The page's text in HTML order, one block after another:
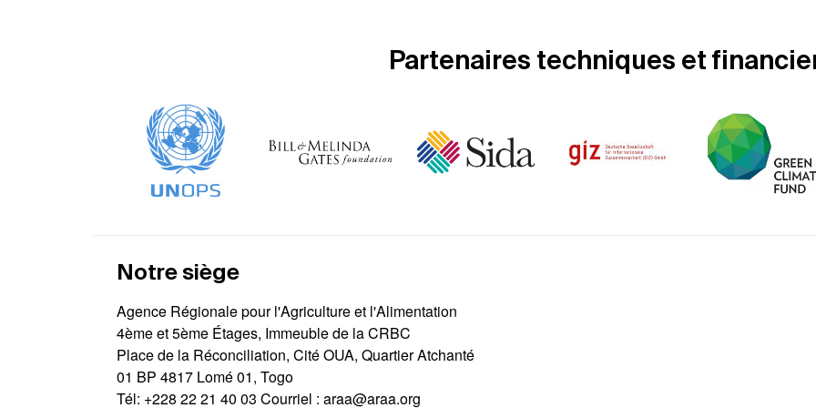
Partenaires techniques et
Notre siège
Agence Régionale pour l'Agriculture et l'Alimentation
4ème et 5ème Étages, Immeuble de la CRBC
Place de la Réconciliation, Cité OUA, Quartier Atchanté
01 BP 4817 Lomé 01, Togo
Tél: +228 22 21 40 03 Courriel : araa@araa.org